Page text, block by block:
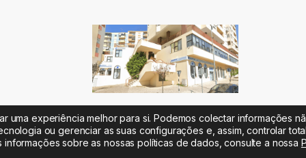
|
uma experiência melhor para si. Podemos colectar informações
ou gerenciar as suas configurações e, assim, controlar
sobre as nossas políticas de dados, consulte a nossa